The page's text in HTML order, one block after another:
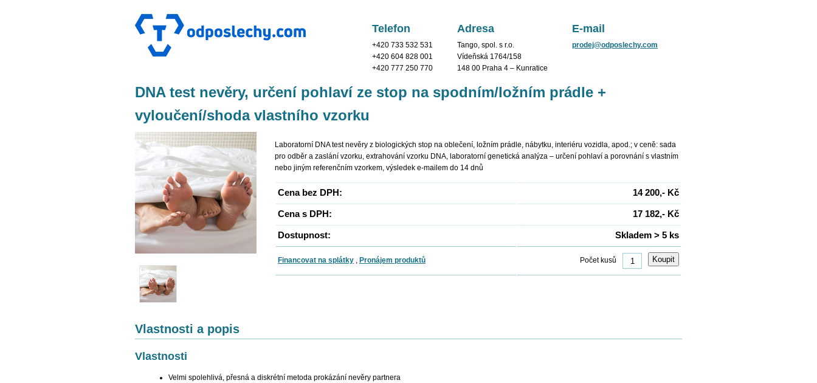
Telefon
+420 733 532 531
+420 604 828 001
+420 777 250 770
Adresa
Tango, spol. s r.o.
Vídeňská 1764/158
148 00 Praha 4 – Kunratice
E-mail
prodej@odposlechy.com
DNA test nevěry, určení pohlaví ze stop na spodním/ložním prádle +
vyloučení/shoda vlastního vzorku
Laboratorní DNA test nevěry z biologických stop na oblečení, ložním prádle, nábytku, interiéru vozidla, apod.; v ceně: sada
pro odběr a zaslání vzorku, extrahování vzorku DNA, laboratorní genetická analýza – určení pohlaví a porovnání s vlastním
nebo jiným referenčním vzorkem, výsledek e-mailem do 14 dnů
Cena bez DPH: 14 200,- Kč
Cena s DPH: 17 182,- Kč
Dostupnost: Skladem > 5 ks
Financovat na splátky , Pronájem produktů Počet kusů
Vlastnosti a popis
Vlastnosti
Velmi spolehlivá, přesná a diskrétní metoda prokázání nevěry partnera